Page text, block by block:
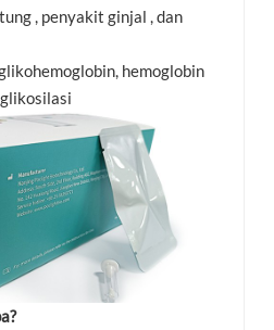
, penyakit ginjal , dan
hemoglobin